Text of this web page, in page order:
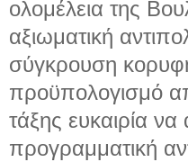
ολομέλεια της
αξιωματική
σύγκρουση
προϋπολογισμό
τάξης ευκαιρία να
προγραμματική